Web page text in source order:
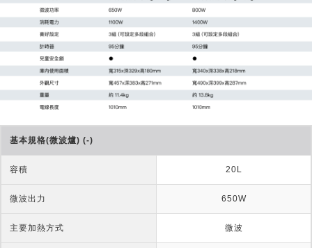
基本規格(微波爐) (-)
容積 20L
微波出力 650W
主要加熱方式 微波